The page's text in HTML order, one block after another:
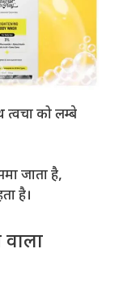
त्वचा को लम्बे
जाता है,
है।